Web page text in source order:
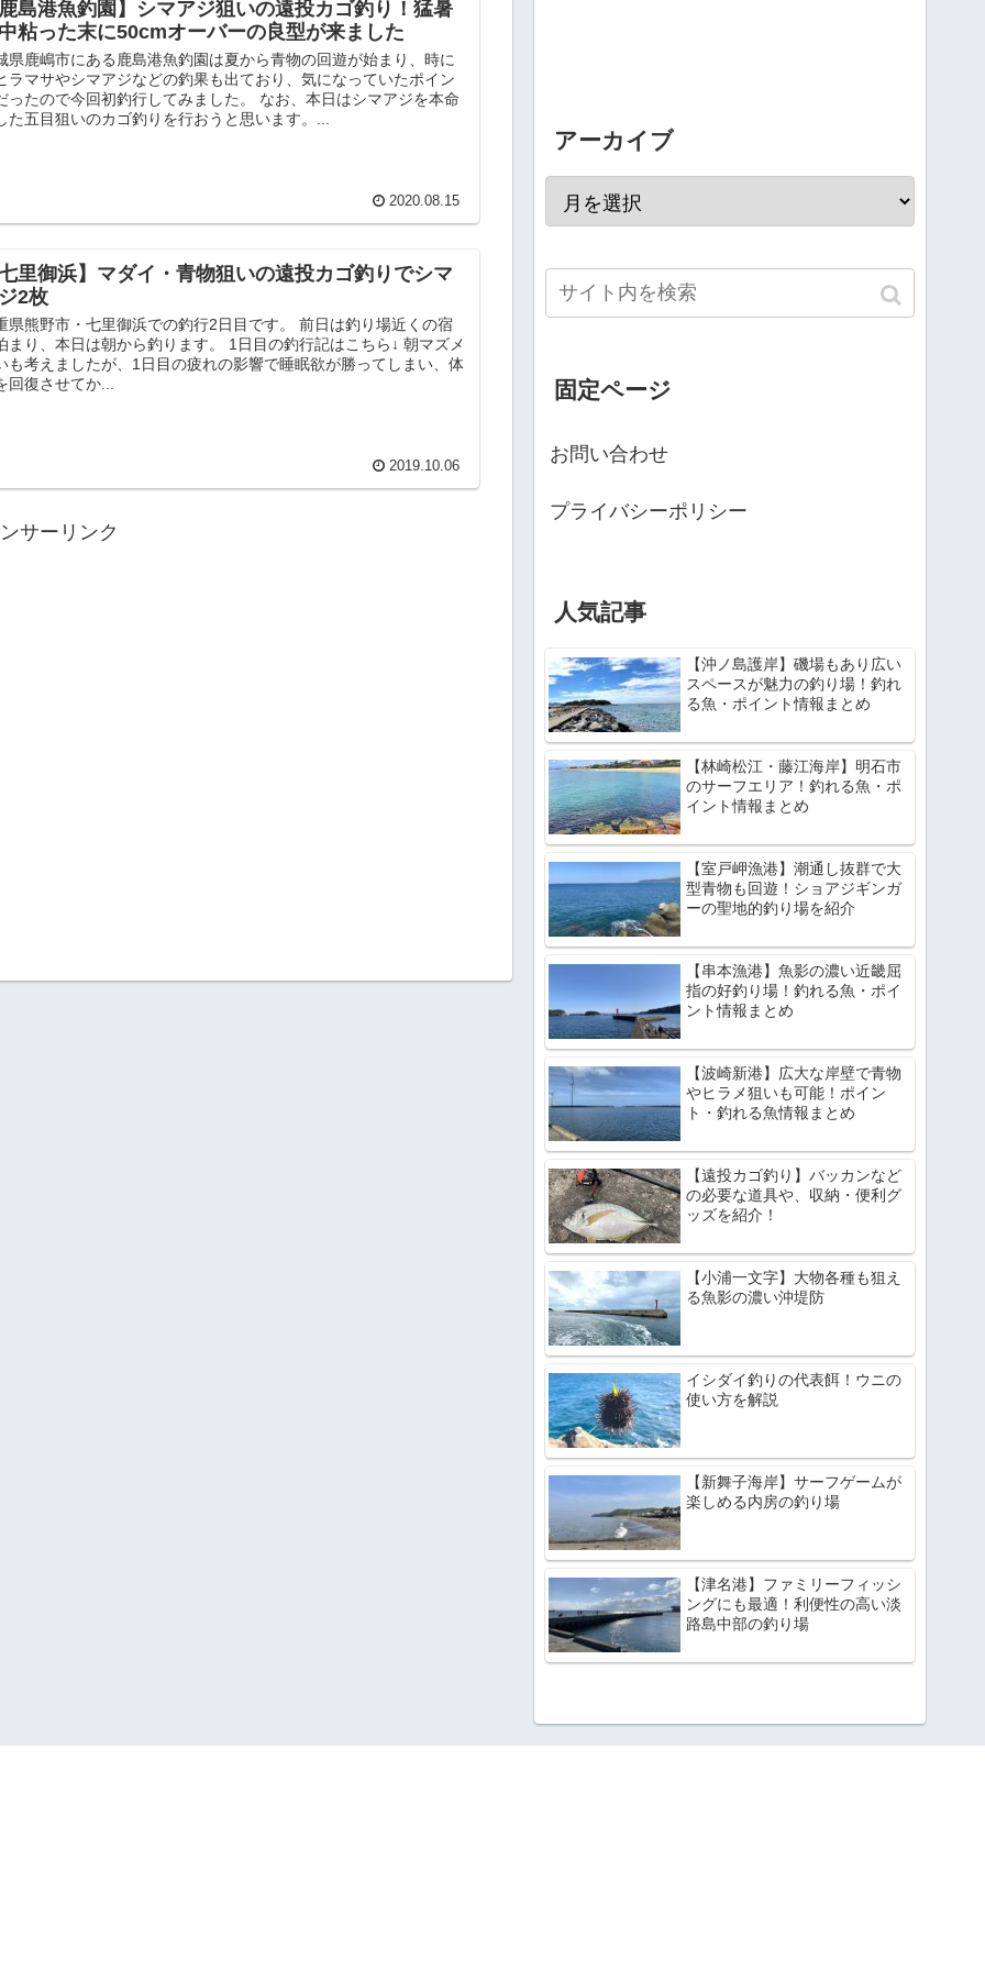
島港魚釣園】シマアジ狙いの遠投カゴ釣り！猛暑
粘った末に50cmオーバーの良型が来ました
県鹿嶋市にある鹿島港魚釣園は夏から青物の回遊が始まり、時に
ラマサやシマアジなどの釣果も出ており、気になっていたポイン
ったので今回初釣行してみました。 なお、本日はシマアジを本命
た五目狙いのカゴ釣りを行おうと思います。...
2020.08.15
里御浜】マダイ・青物狙いの遠投カゴ釣りでシマ
2枚
県熊野市・七里御浜での釣行2日目です。 前日は釣り場近くの宿
まり、本日は朝から釣ります。 1日目の釣行記はこちら↓ 朝マズメ
も考えましたが、1日目の疲れの影響で睡眠欲が勝ってしまい、体
回復させてか...
2019.10.06
サーリンク
アーカイブ
固定ページ
お問い合わせ
プライバシーポリシー
人気記事
【沖ノ島護岸】磯場もあり広い
スペースが魅力の釣り場！釣れ
る魚・ポイント情報まとめ
【林崎松江・藤江海岸】明石市
のサーフエリア！釣れる魚・ポ
イント情報まとめ
【室戸岬漁港】潮通し抜群で大
型青物も回遊！ショアジギンガ
ーの聖地的釣り場を紹介
【串本漁港】魚影の濃い近畿屈
指の好釣り場！釣れる魚・ポイ
ント情報まとめ
【波崎新港】広大な岸壁で青物
やヒラメ狙いも可能！ポイン
ト・釣れる魚情報まとめ
【遠投カゴ釣り】バッカンなど
の必要な道具や、収納・便利グ
ッズを紹介！
【小浦一文字】大物各種も狙え
る魚影の濃い沖堤防
イシダイ釣りの代表餌！ウニの
使い方を解説
【新舞子海岸】サーフゲームが
楽しめる内房の釣り場
【津名港】ファミリーフィッシ
ングにも最適！利便性の高い淡
路島中部の釣り場